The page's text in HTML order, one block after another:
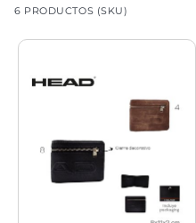
6 PRODUCTOS (SKU)